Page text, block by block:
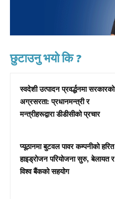
छुटाउनु भयो कि ?
स्वदेशी उत्पादन प्रवर्द्धनमा सरकारको
अग्रसरता: प्रधानमन्त्री र
मन्त्रीहरूद्वारा डीडीसीको प्रचार
प्यूठानमा बुटवल पावर कम्पनीको हरित
हाइड्रोजन परियोजना सुरु, बेलायत र
विश्व बैंकको सहयोग